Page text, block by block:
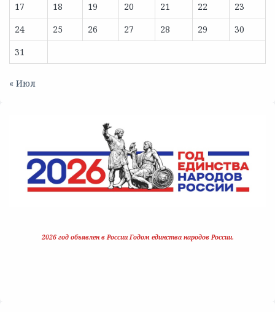
17
18 19 20 21 22
23
24
25 26 27 28 29
30
31
« Июл
2026 год объявлен в России Годом единства народов России.